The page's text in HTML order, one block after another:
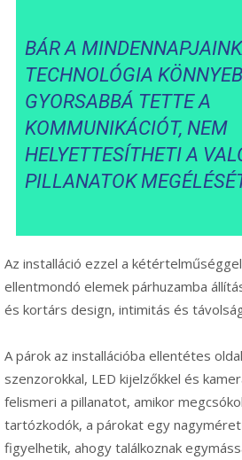
BÁR A
TECHNOLÓGIA
GYORSABBÁ TETTE A
KOMMUNIKÁCIÓT, NEM
HELYETTESÍTHETI A
PILLANATOK
Az installáció ezzel a
ellentmondó elemek párhuzamba
és kortárs design, intimitás és
A párok az installációba ellentétes
szenzorokkal, LED kijelzőkkel és
felismeri a pillanatot, amikor
tartózkodók, a párokat egy
figyelhetik, ahogy találkoznak